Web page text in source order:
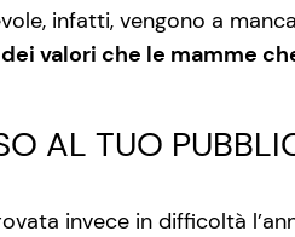
infatti, vengono a
dei valori che le mamme
AL TUO
invece in difficoltà